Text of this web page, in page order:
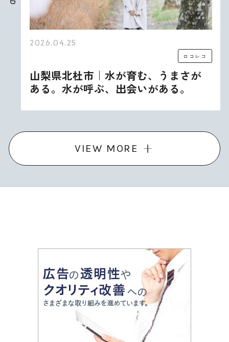
D
2026.04.25
ロコレコ
山梨県北杜市｜水が育む、うまさが
ある。水が呼ぶ、出会いがある。
VIEW MORE